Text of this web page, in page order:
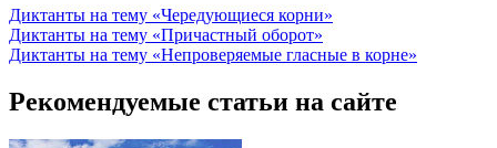
Диктанты на тему «Чередующиеся корни»
Диктанты на тему «Причастный оборот»
Диктанты на тему «Непроверяемые гласные в корне»
Рекомендуемые статьи на сайте